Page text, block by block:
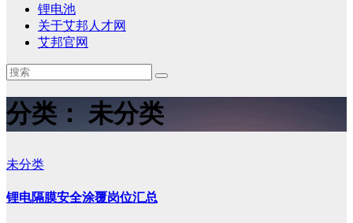
锂电池
关于艾邦人才网
艾邦官网
分类： 未分类
未分类
锂电隔膜安全涂覆岗位汇总